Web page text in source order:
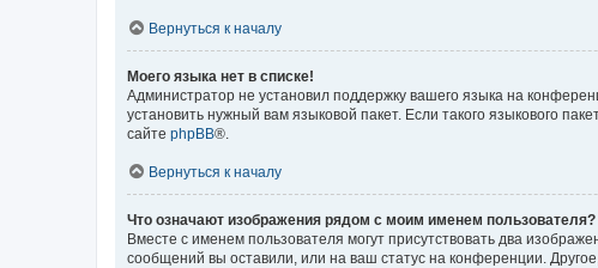
Вернуться к началу
Моего языка нет в списке!
Администратор не установил поддержку вашего языка на
установить нужный вам языковой пакет. Если такого языкового
сайте phpBB®.
Вернуться к началу
Что означают изображения рядом с моим именем пользователя?
Вместе с именем пользователя могут присутствовать два
сообщений вы оставили, или на ваш статус на конференции.